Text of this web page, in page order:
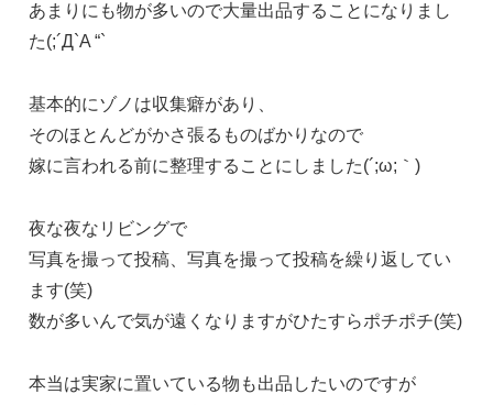
あまりにも物が多いので大量出品することになりまし
た(;´Д`A “`
基本的にゾノは収集癖があり、
そのほとんどがかさ張るものばかりなので
嫁に言われる前に整理することにしました(´;ω;｀)
夜な夜なリビングで
写真を撮って投稿、写真を撮って投稿を繰り返してい
ます(笑)
数が多いんで気が遠くなりますがひたすらポチポチ(笑)
本当は実家に置いている物も出品したいのですが